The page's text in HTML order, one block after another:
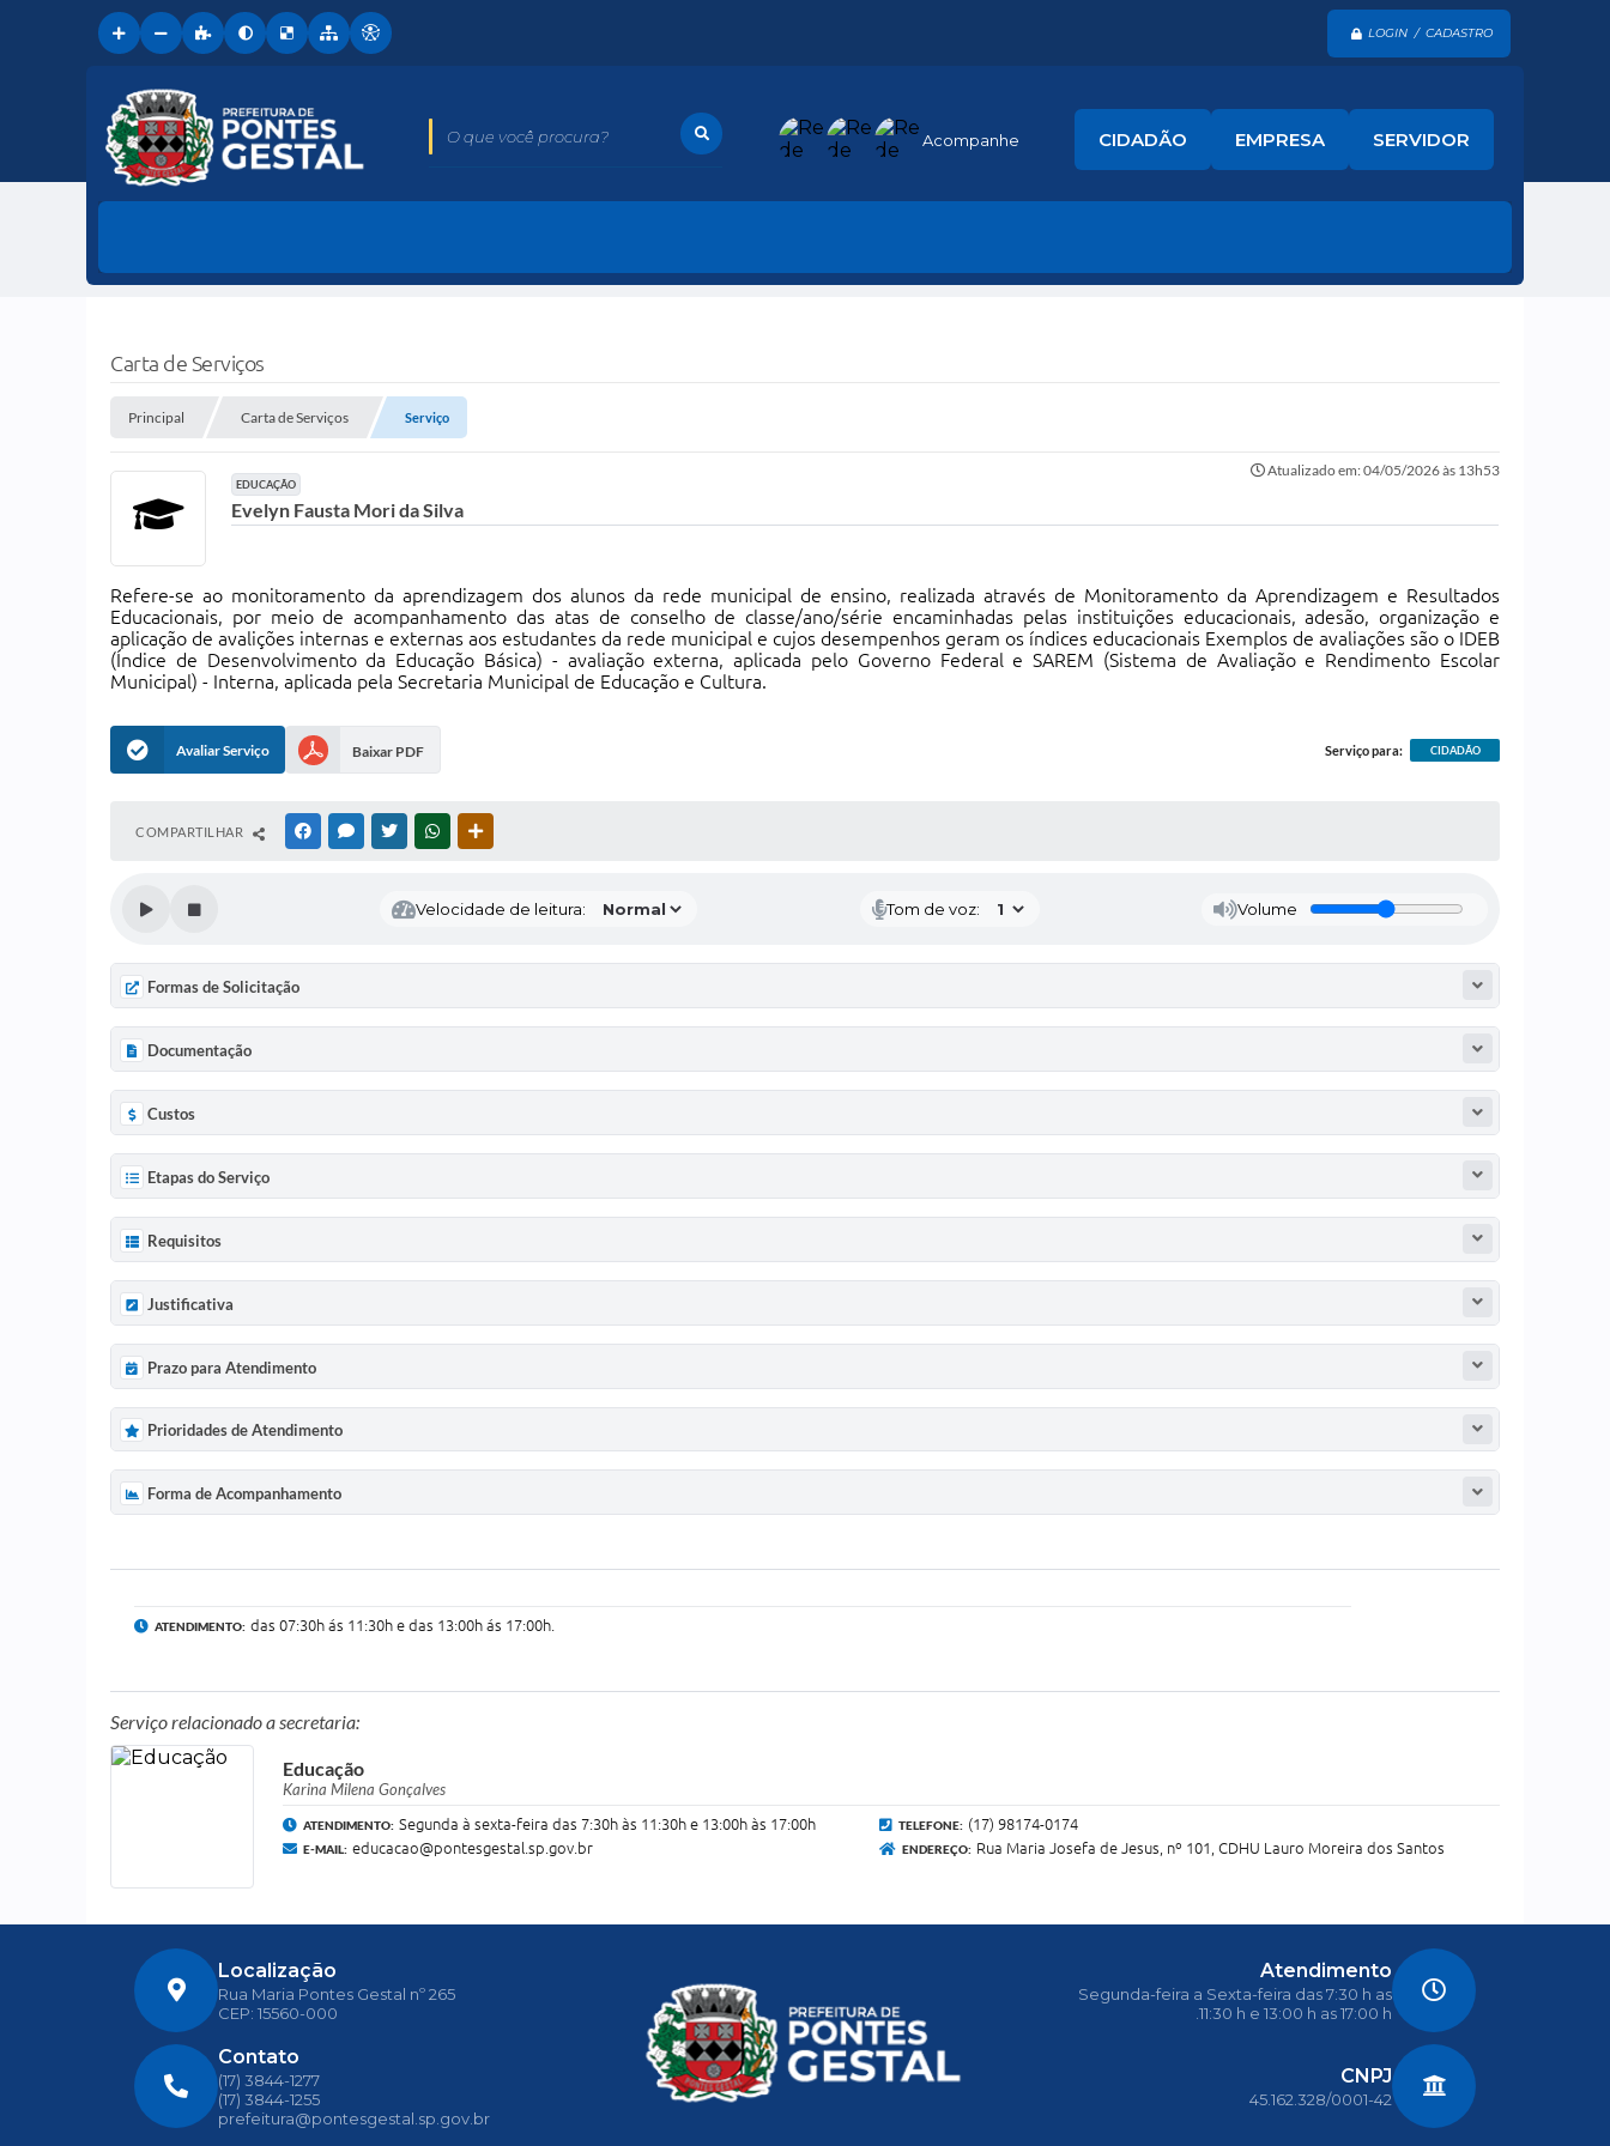
LOGIN / CADASTRO
O que você procura? Acompanhe CIDADÃO EMPRESA SERVIDOR
Carta de Serviços
Principal Carta de Serviços Serviço
Atualizado em: 04/05/2026 às 13h53
EDUCAÇÃO
Evelyn Fausta Mori da Silva
Refere-se ao monitoramento da aprendizagem dos alunos da rede municipal de ensino, realizada através de Monitoramento da Aprendizagem e Resultados
Educacionais, por meio de acompanhamento das atas de conselho de classe/ano/série encaminhadas pelas instituições educacionais, adesão, organização e
aplicação de avalições internas e externas aos estudantes da rede municipal e cujos desempenhos geram os índices educacionais Exemplos de avaliações são o IDEB
(Índice de Desenvolvimento da Educação Básica) - avaliação externa, aplicada pelo Governo Federal e SAREM (Sistema de Avaliação e Rendimento Escolar
Municipal) - Interna, aplicada pela Secretaria Municipal de Educação e Cultura.
Avaliar Serviço Baixar PDF Serviço para: CIDADÃO
COMPARTILHAR FACEBOOKMESSENGER
TWITTERWHATSAPP
Velocidade de leitura: Tom de voz: Volume
Formas de Solicitação
Documentação
Custos
Etapas do Serviço
Requisitos
Justificativa
Prazo para Atendimento
Prioridades de Atendimento
Forma de Acompanhamento
ATENDIMENTO: das 07:30h ás 11:30h e das 13:00h ás 17:00h.
Serviço relacionado a secretaria:
Educação
Karina Milena Gonçalves
ATENDIMENTO: Segunda à sexta-feira das 7:30h às 11:30h e 13:00h às 17:00h TELEFONE: (17) 98174-0174
E-MAIL: educacao@pontesgestal.sp.gov.br ENDEREÇO: Rua Maria Josefa de Jesus, nº 101, CDHU Lauro Moreira dos Santos
Localização
Rua Maria Pontes Gestal nº 265
CEP: 15560-000
Contato
(17) 3844-1277
(17) 3844-1255
prefeitura@pontesgestal.sp.gov.br
Atendimento
Segunda-feira a Sexta-feira das 7:30 h as
11:30 h e 13:00 h as 17:00 h.
CNPJ
45.162.328/0001-42